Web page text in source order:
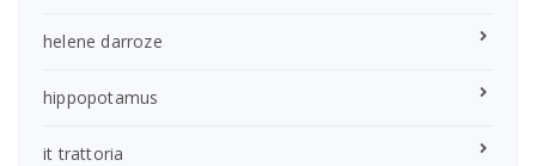
helene darroze
hippopotamus
it trattoria